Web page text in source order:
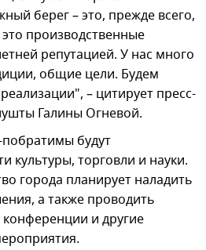
берег – это, прежде всего,
производственные
репутацией. У нас много
общие цели. Будем
– цитирует пресс-
Галины Огневой.
будут
культуры, торговли и науки.
города планирует наладить
а также проводить
и другие